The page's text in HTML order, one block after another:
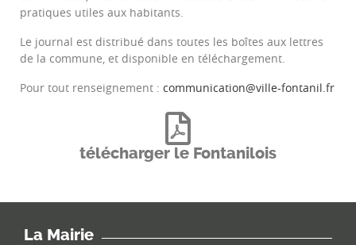
pratiques utiles aux habitants.
Le journal est distribué dans toutes les boîtes aux lettres
de la commune, et disponible en téléchargement.
Pour tout renseignement : communication@ville-fontanil.fr
télécharger le Fontanilois
La Mairie